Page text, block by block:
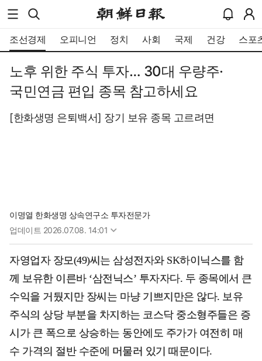
조선경제 오피니언 정치 사회 국제 건강 스포
노후 위한 주식 투자… 30대 우량주·
국민연금 편입 종목 참고하세요
[한화생명 은퇴백서] 장기 보유 종목 고르려면
이명열 한화생명 상속연구소 투자전문가
업데이트 2026.07.08. 14:01
자영업자 장모(49)씨는 삼성전자와 SK하이닉스를 함
께 보유한 이른바 ‘삼전닉스’ 투자자다. 두 종목에서 큰
수익을 거뒀지만 장씨는 마냥 기쁘지만은 않다. 보유
주식의 상당 부분을 차지하는 코스닥 중소형주들은 증
시가 큰 폭으로 상승하는 동안에도 주가가 여전히 매
수 가격의 절반 수준에 머물러 있기 때문이다.